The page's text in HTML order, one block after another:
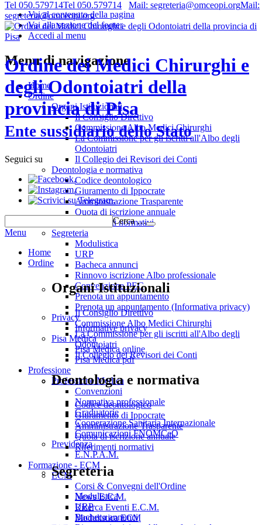
Vai al contenuto della pagina
Vai alla sezione del footer
Accedi al menu
Tel 050.579714Tel 050.579714 Mail: segreteria@omceopi.orgMail:
segreteria@omceopi.org
Ordine dei Medici Chirurghi e
degli Odontoiatri della
provincia di Pisa
Ente sussidiario dello Stato
Seguici su
.
.
.
Cerca …
Menu
Home
Ordine
Organi Istituzionali
Il Consiglio Direttivo
Commissione Albo Medici Chirurghi
La Commissione per gli iscritti all'Albo degli
Odontoiatri
Il Collegio dei Revisori dei Conti
Deontologia e normativa
Codice deontologico
Giuramento di Ippocrate
Amministrazione Trasparente
Quota di iscrizione annuale
Riferimenti normativi
Segreteria
Modulistica
URP
Bacheca annunci
Menu di navigazione
Home
Ordine
Organi Istituzionali
Il Consiglio Direttivo
Commissione Albo Medici Chirurghi
La Commissione per gli iscritti all'Albo degli
Odontoiatri
Il Collegio dei Revisori dei Conti
Deontologia e normativa
Codice deontologico
Giuramento di Ippocrate
Amministrazione Trasparente
Quota di iscrizione annuale
Riferimenti normativi
Segreteria
Modulistica
URP
Bacheca annunci
Rinnovo iscrizione Albo professionale
Convenzione PEC
Prenota un appuntamento
Prenota un appuntamento (Informativa privacy)
Privacy
Informative privacy
Pisa Medica
Pisa Medica online
Pisa Medica pdf
Professione
Professione Medica
Convenzioni
Normativa professionale
Graduatorie
Cooperazione Sanitaria Internazionale
Comunicazioni FNOMCeO
Previdenza
E.N.P.A.M.
Formazione - ECM
ECM
Corsi & Convegni dell'Ordine
News E.C.M.
Ricerca Eventi E.C.M.
Modulistica ECM